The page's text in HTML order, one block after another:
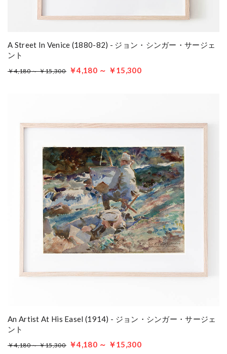
A Street In Venice (1880-82) - ジョン・シンガー・サージェ
ント
￥4,180 ～ ￥15,300 ￥4,180 ～ ￥15,300
An Artist At His Easel (1914) - ジョン・シンガー・サージェ
ント
￥4,180 ～ ￥15,300 ￥4,180 ～ ￥15,300